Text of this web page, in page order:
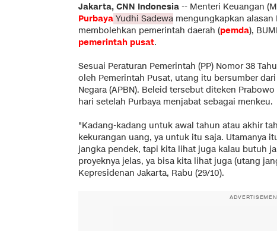
Jakarta, CNN Indonesia -- Menteri Keuangan
Purbaya Yudhi Sadewa mengungkapkan
membolehkan pemerintah daerah (pemda),
pemerintah pusat.
Sesuai Peraturan Pemerintah (PP) Nomor 38
oleh Pemerintah Pusat, utang itu bersumber
Negara (APBN). Beleid tersebut diteken
hari setelah Purbaya menjabat sebagai menkeu.
"Kadang-kadang untuk awal tahun atau akhir
kekurangan uang, ya untuk itu saja. Utamanya
jangka pendek, tapi kita lihat juga kalau butuh
proyeknya jelas, ya bisa kita lihat juga (utang
Kepresidenan Jakarta, Rabu (29/10).